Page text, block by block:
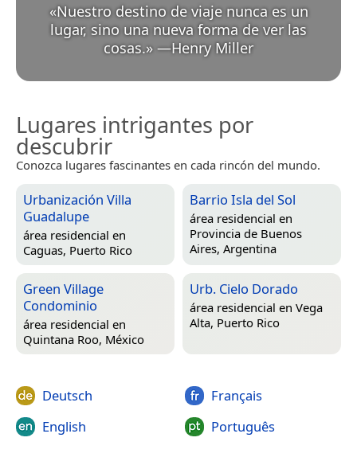
«Nuestro destino de viaje nunca es un
lugar, sino una nueva forma de ver las
cosas.» —Henry Miller
Lugares intrigantes por
descubrir
Conozca lugares fascinantes en cada rincón del mundo.
Urbanización Villa
Guadalupe
área residencial en
Caguas, Puerto Rico
Barrio Isla del Sol
área residencial en
Provincia de Buenos
Aires, Argentina
Green Village
Condominio
área residencial en
Quintana Roo, México
Urb. Cielo Dorado
área residencial en Vega
Alta, Puerto Rico
Deutsch
English
Français
Português